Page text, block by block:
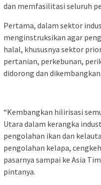
dan memfasilitasi seluruh
Pertama, dalam sektor
menginstruksikan agar
halal, khususnya sektor
pertanian, perkebunan,
didorong dan dikembangkan.
“Kembangkan hilirisasi
Utara dalam kerangka
pengolahan ikan dan
pengolahan kelapa,
pasarnya sampai ke Asia
pintanya.